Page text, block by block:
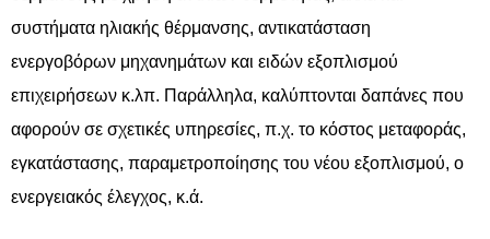
συστήματα ηλιακής θέρμανσης, αντικατάσταση
ενεργοβόρων μηχανημάτων και ειδών εξοπλισμού
επιχειρήσεων κ.λπ. Παράλληλα, καλύπτονται δαπάνες που
αφορούν σε σχετικές υπηρεσίες, π.χ. το κόστος μεταφοράς,
εγκατάστασης, παραμετροποίησης του νέου εξοπλισμού, ο
ενεργειακός έλεγχος, κ.ά.